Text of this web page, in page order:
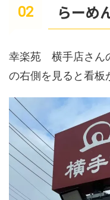
らーめ
幸楽苑 横手店さん
の右側を見ると看板